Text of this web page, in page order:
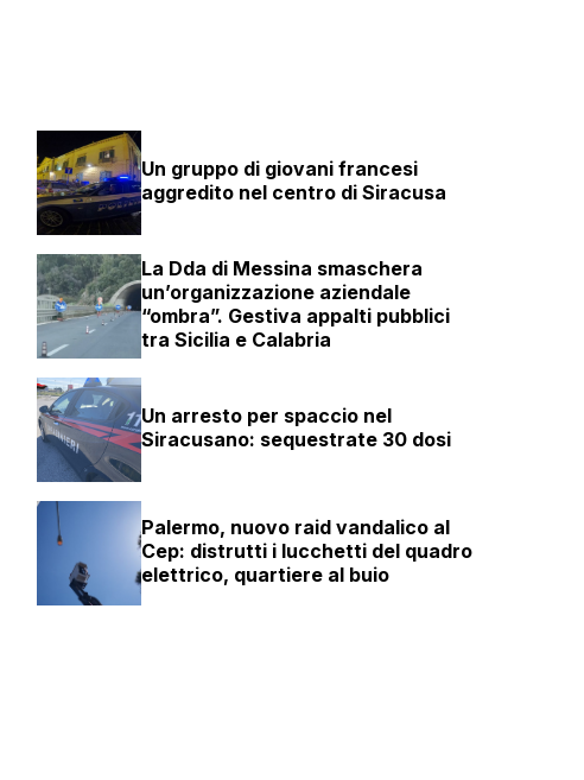
Un gruppo di giovani francesi
aggredito nel centro di Siracusa
La Dda di Messina smaschera
un’organizzazione aziendale
“ombra”. Gestiva appalti pubblici
tra Sicilia e Calabria
Un arresto per spaccio nel
Siracusano: sequestrate 30 dosi
Palermo, nuovo raid vandalico al
Cep: distrutti i lucchetti del quadro
elettrico, quartiere al buio